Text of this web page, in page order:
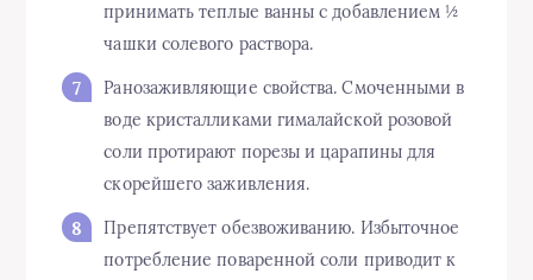
принимать теплые ванны с добавлением ½
чашки солевого раствора.
Ранозаживляющие свойства. Смоченными в
воде кристалликами гималайской розовой
соли протирают порезы и царапины для
скорейшего заживления.
Препятствует обезвоживанию. Избыточное
потребление поваренной соли приводит к